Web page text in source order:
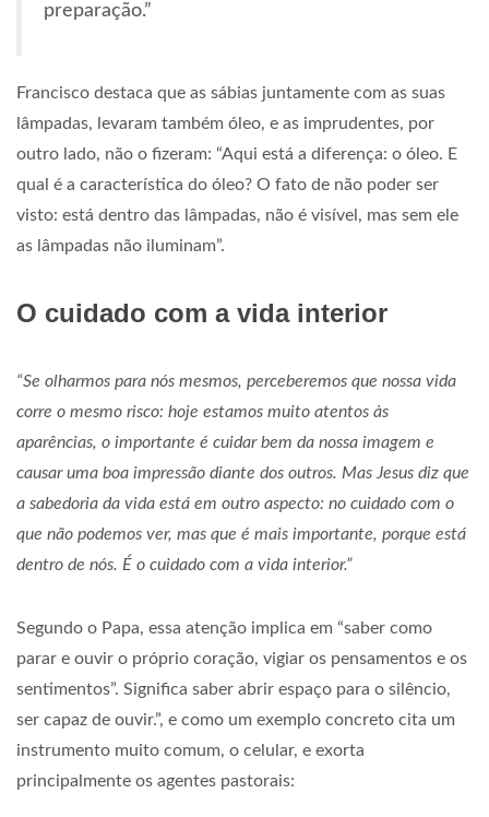
preparação.”
Francisco destaca que as sábias juntamente com as suas
lâmpadas, levaram também óleo, e as imprudentes, por
outro lado, não o fizeram: “Aqui está a diferença: o óleo. E
qual é a característica do óleo? O fato de não poder ser
visto: está dentro das lâmpadas, não é visível, mas sem ele
as lâmpadas não iluminam”.
O cuidado com a vida interior
“Se olharmos para nós mesmos, perceberemos que nossa vida
corre o mesmo risco: hoje estamos muito atentos às
aparências, o importante é cuidar bem da nossa imagem e
causar uma boa impressão diante dos outros. Mas Jesus diz que
a sabedoria da vida está em outro aspecto: no cuidado com o
que não podemos ver, mas que é mais importante, porque está
dentro de nós. É o cuidado com a vida interior.”
Segundo o Papa, essa atenção implica em “saber como
parar e ouvir o próprio coração, vigiar os pensamentos e os
sentimentos”. Significa saber abrir espaço para o silêncio,
ser capaz de ouvir.”, e como um exemplo concreto cita um
instrumento muito comum, o celular, e exorta
principalmente os agentes pastorais: